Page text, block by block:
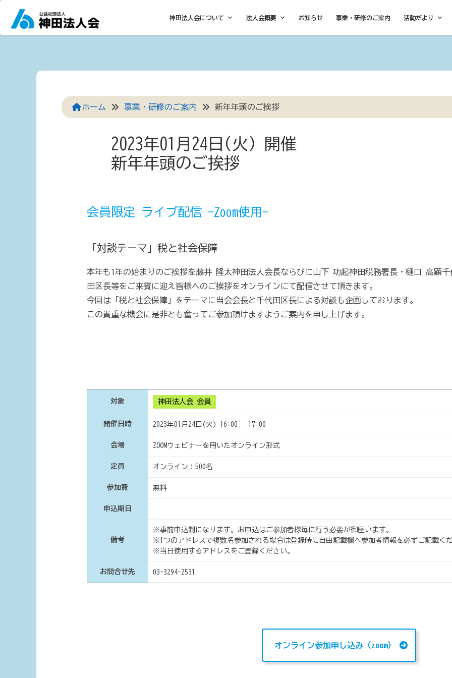
content
神田法人会について 法人会概要 お知らせ 事業・研修のご案内 活動だより
ホーム 事業・研修のご案内 新年年頭のご挨拶
2023年01月24日(火) 開催
新年年頭のご挨拶
会員限定 ライブ配信 -Zoom使用-
「対談テーマ」税と社会保障
本年も1年の始まりのご挨拶を藤井 隆太神田法人会長ならびに山下 功起神田税務署長・樋口 高顕千
田区長等をご来賓に迎え皆様へのご挨拶をオンラインにて配信させて頂きます。
今回は「税と社会保障」をテーマに当会会長と千代田区長による対談も企画しております。
この貴重な機会に是非とも奮ってご参加頂けますようご案内を申し上げます。
対象 神田法人会 会員
開催日時 2023年01月24日(火) 16:00 - 17:00
会場 ZOOMウェビナーを用いたオンライン形式
定員 オンライン：500名
参加費 無料
申込期日
備考
※事前申込制になります。お申込はご参加者様毎に行う必要が御座います。
※1つのアドレスで複数名参加される場合は登録時に自由記載欄へ参加者情報を必ずご記載く
※当日使用するアドレスをご登録ください。
お問合せ先 03-3294-2531
オンライン参加申し込み（zoom）